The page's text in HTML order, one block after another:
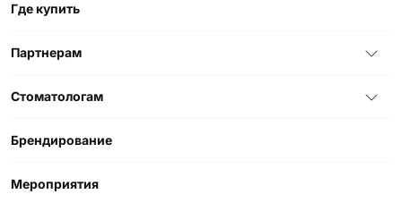
Где купить
Партнерам
Стоматологам
Брендирование
Мероприятия